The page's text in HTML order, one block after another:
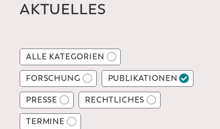
AKTUELLES
ALLE KATEGORIEN
FORSCHUNG PUBLIKATIONEN
PRESSE RECHTLICHES
TERMINE